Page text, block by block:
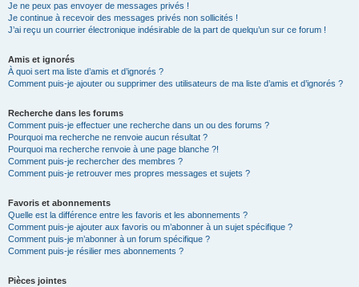
Je ne peux pas envoyer de messages privés !
Je continue à recevoir des messages privés non sollicités !
J’ai reçu un courrier électronique indésirable de la part de quelqu’un sur ce forum !
Amis et ignorés
À quoi sert ma liste d’amis et d’ignorés ?
Comment puis-je ajouter ou supprimer des utilisateurs de ma liste d’amis et d’ignorés ?
Recherche dans les forums
Comment puis-je effectuer une recherche dans un ou des forums ?
Pourquoi ma recherche ne renvoie aucun résultat ?
Pourquoi ma recherche renvoie à une page blanche ?!
Comment puis-je rechercher des membres ?
Comment puis-je retrouver mes propres messages et sujets ?
Favoris et abonnements
Quelle est la différence entre les favoris et les abonnements ?
Comment puis-je ajouter aux favoris ou m’abonner à un sujet spécifique ?
Comment puis-je m’abonner à un forum spécifique ?
Comment puis-je résilier mes abonnements ?
Pièces jointes